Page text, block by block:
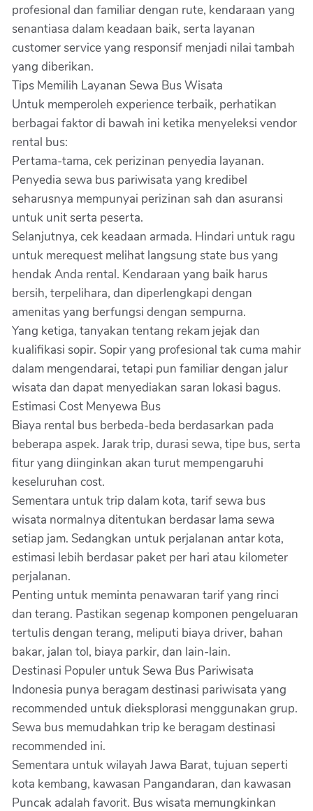
profesional dan familiar dengan rute, kendaraan yang
senantiasa dalam keadaan baik, serta layanan
customer service yang responsif menjadi nilai tambah
yang diberikan.
Tips Memilih Layanan Sewa Bus Wisata
Untuk memperoleh experience terbaik, perhatikan
berbagai faktor di bawah ini ketika menyeleksi vendor
rental bus:
Pertama-tama, cek perizinan penyedia layanan.
Penyedia sewa bus pariwisata yang kredibel
seharusnya mempunyai perizinan sah dan asuransi
untuk unit serta peserta.
Selanjutnya, cek keadaan armada. Hindari untuk ragu
untuk merequest melihat langsung state bus yang
hendak Anda rental. Kendaraan yang baik harus
bersih, terpelihara, dan diperlengkapi dengan
amenitas yang berfungsi dengan sempurna.
Yang ketiga, tanyakan tentang rekam jejak dan
kualifikasi sopir. Sopir yang profesional tak cuma mahir
dalam mengendarai, tetapi pun familiar dengan jalur
wisata dan dapat menyediakan saran lokasi bagus.
Estimasi Cost Menyewa Bus
Biaya rental bus berbeda-beda berdasarkan pada
beberapa aspek. Jarak trip, durasi sewa, tipe bus, serta
fitur yang diinginkan akan turut mempengaruhi
keseluruhan cost.
Sementara untuk trip dalam kota, tarif sewa bus
wisata normalnya ditentukan berdasar lama sewa
setiap jam. Sedangkan untuk perjalanan antar kota,
estimasi lebih berdasar paket per hari atau kilometer
perjalanan.
Penting untuk meminta penawaran tarif yang rinci
dan terang. Pastikan segenap komponen pengeluaran
tertulis dengan terang, meliputi biaya driver, bahan
bakar, jalan tol, biaya parkir, dan lain-lain.
Destinasi Populer untuk Sewa Bus Pariwisata
Indonesia punya beragam destinasi pariwisata yang
recommended untuk dieksplorasi menggunakan grup.
Sewa bus memudahkan trip ke beragam destinasi
recommended ini.
Sementara untuk wilayah Jawa Barat, tujuan seperti
kota kembang, kawasan Pangandaran, dan kawasan
Puncak adalah favorit. Bus wisata memungkinkan